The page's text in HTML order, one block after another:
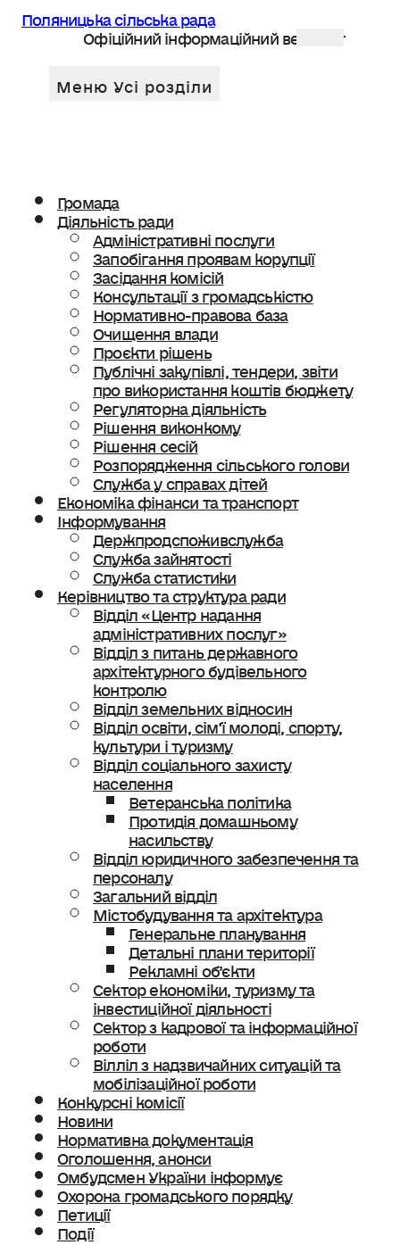
Поляницька сільська рада
Офіційний інформаційний веб сайт
Громада
Діяльність ради
Адміністративні послуги
Запобігання проявам корупції
Засідання комісій
Консультації з громадськістю
Нормативно-правова база
Очищення влади
Проєкти рішень
Публічні закупівлі, тендери, звіти
про використання коштів бюджету
Регуляторна діяльність
Рішення виконкому
Рішення сесій
Розпорядження сільського голови
Служба у справах дітей
Економіка фінанси та транспорт
Інформування
Держпродспоживслужба
Служба зайнятості
Служба статистики
Керівництво та структура ради
Відділ «Центр надання
адміністративних послуг»
Відділ з питань державного
архітектурного будівельного
контролю
Відділ земельних відносин
Відділ освіти, сімʼї молоді, спорту,
культури і туризму
Відділ соціального захисту
населення
Ветеранська політика
Протидія домашньому
насильству
Відділ юридичного забезпечення та
персоналу
Загальний відділ
Містобудування та архітектура
Генеральне планування
Детальні плани території
Рекламні об’єкти
Сектор економіки, туризму та
інвестиційної діяльності
Сектор з кадрової та інформаційної
роботи
Вілліл з надзвичайних ситуацій та
мобілізаційної роботи
Конкурсні комісії
Новини
Нормативна документація
Оголошення, анонси
Омбудсмен України інформує
Охорона громадського порядку
Петиції
Події